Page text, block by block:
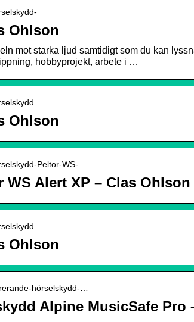
Ohlson
mot starka ljud samtidigt som du kan
hobbyprojekt, arbete i …
Ohlson
Peltor-WS-…
Alert XP – Clas Ohlson
Ohlson
hörselskydd-…
Alpine MusicSafe Pro